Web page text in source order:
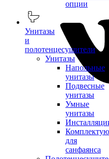
опции
Унитазы
и
полотенцесушители
Унитазы
Напольные
унитазы
Подвесные
унитазы
Умные
унитазы
для
санфаянса